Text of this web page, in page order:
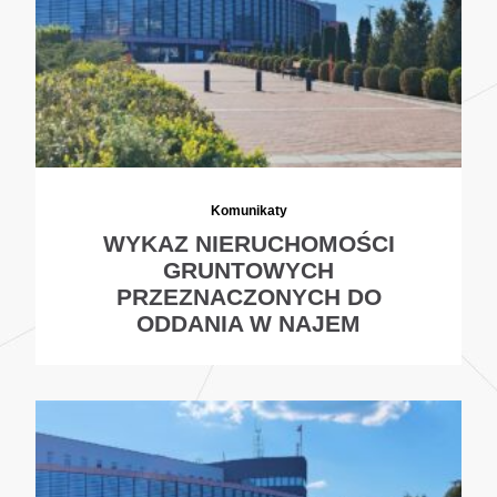
Komunikaty
WYKAZ NIERUCHOMOŚCI
GRUNTOWYCH
PRZEZNACZONYCH DO
ODDANIA W NAJEM